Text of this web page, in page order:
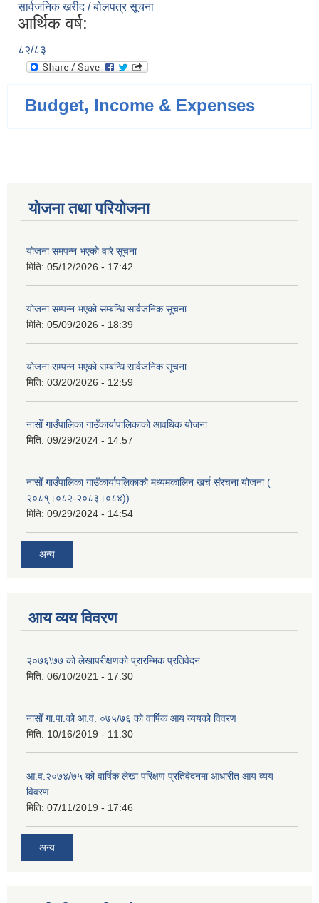
सार्वजनिक खरीद / बोलपत्र सूचना
आर्थिक वर्ष:
८२/८३
Budget, Income & Expenses
योजना तथा परियोजना
योजना समपन्न भएको वारे सूचना
मिति: 05/12/2026 - 17:42
योजना सम्पन्न भएको सम्बन्धि सार्वजनिक सूचना
मिति: 05/09/2026 - 18:39
योजना सम्पन्न भएको सम्बन्धि सार्वजनिक सूचना
मिति: 03/20/2026 - 12:59
नासोँ गाउँपालिका गाउँकार्यापालिकाको आवधिक योजना
मिति: 09/29/2024 - 14:57
नासोँ गाउँपालिका गाउँकार्यापलिकाको मध्यमकालिन खर्च संरचना योजना (
२०८१्।०८२-२०८३।०८४))
मिति: 09/29/2024 - 14:54
अन्य
आय व्यय विवरण
२०७६\७७ को लेखापरीक्षणको प्रारम्भिक प्रतिवेदन
मिति: 06/10/2021 - 17:30
नासोँ गा.पा.को आ.व. ०७५/७६ को वार्षिक आय व्ययको विवरण
मिति: 10/16/2019 - 11:30
आ.व.२०७४/७५ को वार्षिक लेखा परिक्षण प्रतिवेदनमा आधारीत आय व्यय
विवरण
मिति: 07/11/2019 - 17:46
अन्य